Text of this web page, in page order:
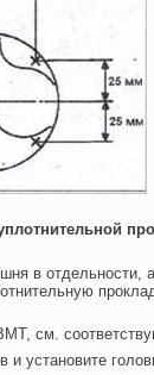
в отдельности,
см.
установите